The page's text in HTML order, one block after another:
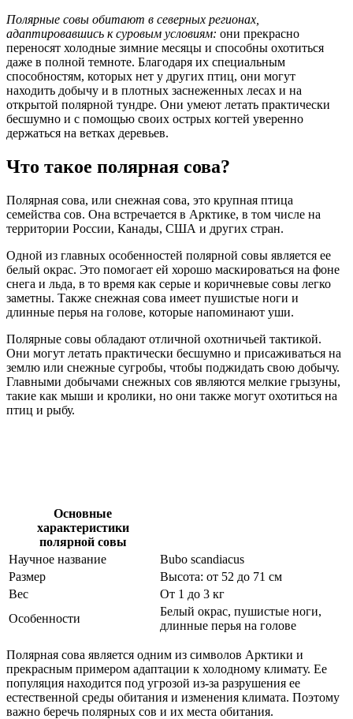
Полярные совы обитают в северных регионах,
адаптировавшись к суровым условиям: они прекрасно
переносят холодные зимние месяцы и способны охотиться
даже в полной темноте. Благодаря их специальным
способностям, которых нет у других птиц, они могут
находить добычу и в плотных заснеженных лесах и на
открытой полярной тундре. Они умеют летать практически
бесшумно и с помощью своих острых когтей уверенно
держаться на ветках деревьев.
Что такое полярная сова?
Полярная сова, или снежная сова, это крупная птица
семейства сов. Она встречается в Арктике, в том числе на
территории России, Канады, США и других стран.
Одной из главных особенностей полярной совы является ее
белый окрас. Это помогает ей хорошо маскироваться на фоне
снега и льда, в то время как серые и коричневые совы легко
заметны. Также снежная сова имеет пушистые ноги и
длинные перья на голове, которые напоминают уши.
Полярные совы обладают отличной охотничьей тактикой.
Они могут летать практически бесшумно и присаживаться на
землю или снежные сугробы, чтобы поджидать свою добычу.
Главными добычами снежных сов являются мелкие грызуны,
такие как мыши и кролики, но они также могут охотиться на
птиц и рыбу.
Основные
характеристики
полярной совы
Научное название
Bubo scandiacus
Размер
Высота: от 52 до 71 см
Вес
От 1 до 3 кг
Особенности
Белый окрас, пушистые ноги,
длинные перья на голове
Полярная сова является одним из символов Арктики и
прекрасным примером адаптации к холодному климату. Ее
популяция находится под угрозой из-за разрушения ее
естественной среды обитания и изменения климата. Поэтому
важно беречь полярных сов и их места обитания.